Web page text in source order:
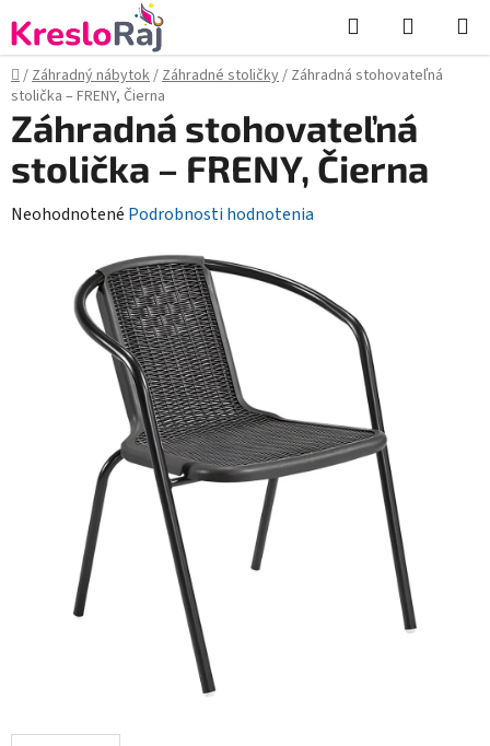
na
obsah
Hľadať
KOŠÍK
Domov
/Záhradný nábytok/Záhradné stoličky/ Záhradná stohovateľná
stolička – FRENY, Čierna
Záhradná stohovateľná
stolička – FRENY, Čierna
Priemerné
Neohodnotené Podrobnosti hodnotenia